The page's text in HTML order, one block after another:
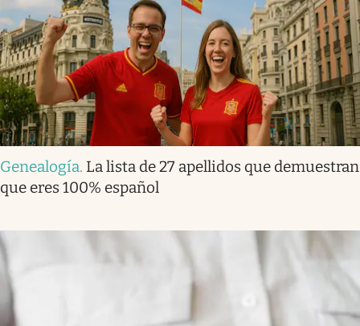
Genealogía. La lista de 27 apellidos que demuestran
que eres 100% español